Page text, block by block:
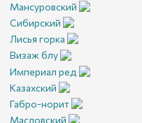
Мансуровский
Сибирский
Лисья горка
Визаж блу
Империал ред
Казахский
Габро-норит
Масловский